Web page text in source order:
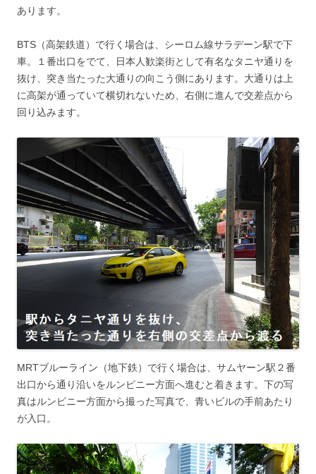
あります。
BTS（高架鉄道）で行く場合は、シーロム線サラデーン駅で下
車。１番出口をでて、日本人歓楽街として有名なタニヤ通りを
抜け、突き当たった大通りの向こう側にあります。大通りは上
に高架が通っていて横切れないため、右側に進んで交差点から
回り込みます。
MRTブルーライン（地下鉄）で行く場合は、サムヤーン駅２番
出口から通り沿いをルンピニー方面へ進むと着きます。下の写
真はルンピニー方面から撮った写真で、青いビルの手前あたり
が入口。